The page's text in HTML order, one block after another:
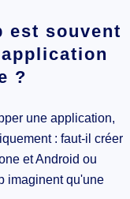
est souvent
?
une application,
: faut-il créer
et Android ou
imaginent qu'une